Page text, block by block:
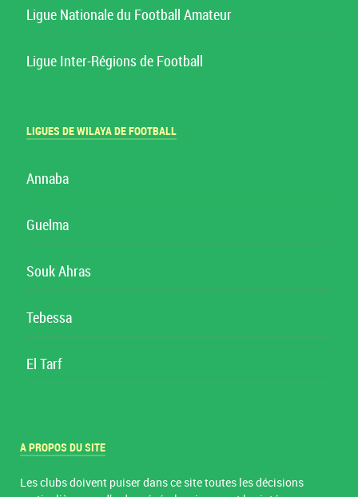
Ligue Nationale du Football Amateur
Ligue Inter-Régions de Football
LIGUES DE WILAYA DE FOOTBALL
Annaba
Guelma
Souk Ahras
Tebessa
El Tarf
A PROPOS DU SITE
Les clubs doivent puiser dans ce site toutes les décisions